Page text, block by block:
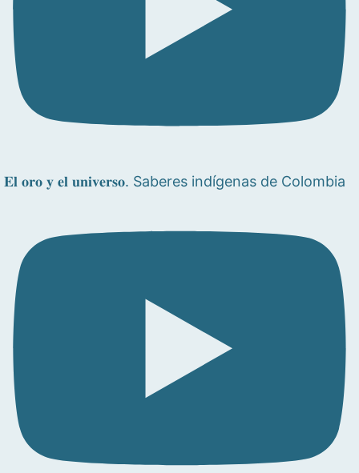
𝐄𝐥 𝐨𝐫𝐨 𝐲 𝐞𝐥 𝐮𝐧𝐢𝐯𝐞𝐫𝐬𝐨. Saberes indígenas de Colombia